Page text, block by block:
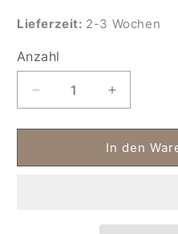
Lieferzeit: 2-3 Wochen
Anzahl
Anzahl
Verringere
die
Menge
Conor-
Erhöhe
die
Menge
für
Conor-
In den